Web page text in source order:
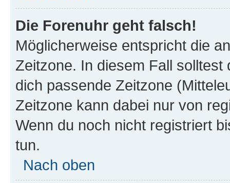
Die Forenuhr geht falsch!
Möglicherweise entspricht die
Zeitzone. In diesem Fall solltest
dich passende Zeitzone
Zeitzone kann dabei nur von
Wenn du noch nicht registriert
tun.
Nach oben